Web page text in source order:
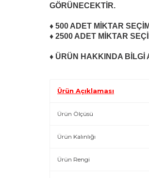
GÖRÜNECEKTİR.
♦ 500 ADET MİKTAR
♦ 2500 ADET MİKTAR
♦ ÜRÜN HAKKINDA BİLGİ
Ürün Açıklaması
Ürün Ölçüsü
Ürün Kalınlığı
Ürün Rengi